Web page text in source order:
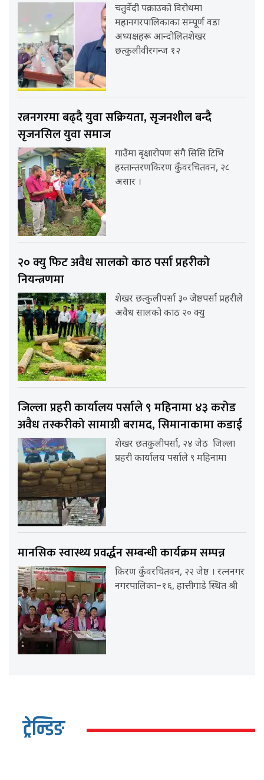
चतुर्वेदी पक्राउको विरोधमा
महानगरपालिकाका सम्पूर्ण वडा
अध्यक्षहरू आन्दोलितशेखर
छत्कुलीवीरगन्ज १२
रत्ननगरमा बढ्दै युवा सक्रियता, सृजनशील बन्दै
सृजनसिल युवा समाज
गाउँमा बृक्षारोपण संगै सिसि टिभि
हस्तान्तरणकिरण कुँवरचितवन, २८
असार ।
२० क्यु फिट अवैध सालको काठ पर्सा प्रहरीको
नियन्त्रणमा
शेखर छत्कुलीपर्सा ३० जेष्ठपर्सा प्रहरीले
अवैध सालको काठ २० क्यु
जिल्ला प्रहरी कार्यालय पर्साले ९ महिनामा ४३ करोड
अवैध तस्करीको सामाग्री बरामद, सिमानाकामा कडाई
शेखर छतकुलीपर्सा, २४ जेठ जिल्ला
प्रहरी कार्यालय पर्साले ९ महिनामा
मानसिक स्वास्थ्य प्रवर्द्धन सम्बन्धी कार्यक्रम सम्पन्न
किरण कुँवरचितवन, २२ जेष्ठ । रत्ननगर
नगरपालिका–१६, हात्तीगाडे स्थित श्री
ट्रेन्डिङ